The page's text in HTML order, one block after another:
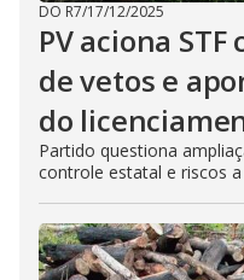
DO R7/17/12/2025
PV aciona
de vetos e
do
Partido questiona
controle estatal e riscos